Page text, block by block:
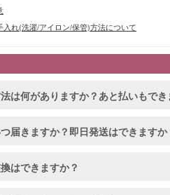
入れ(洗濯/アイロン/保管)方法について
は何がありますか？あと払いもでき
届きますか？即日発送はできますか
はできますか？